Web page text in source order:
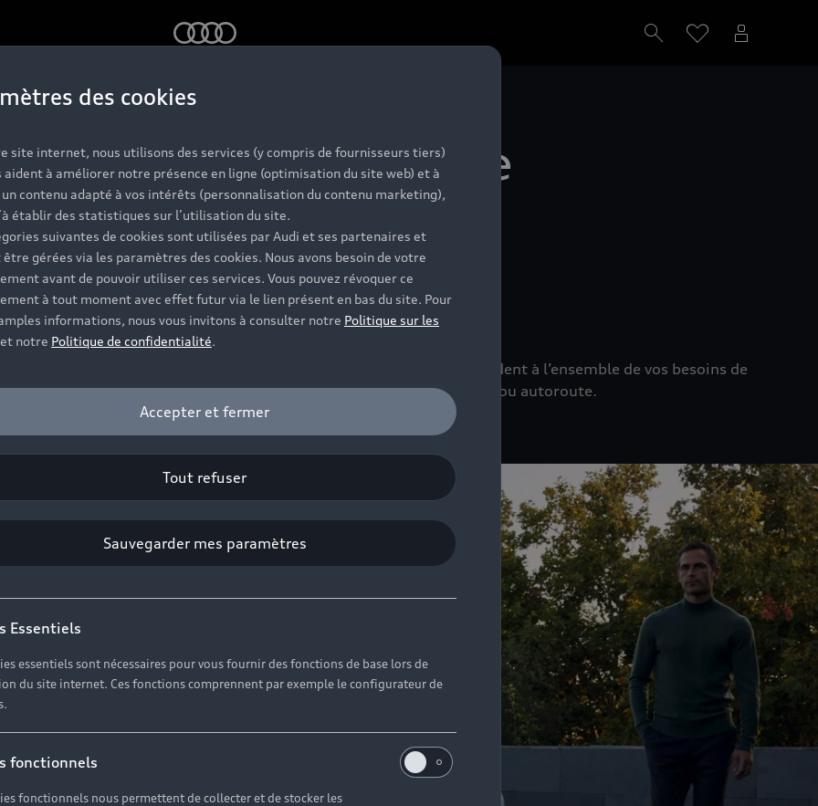
est le coût d’une
de voiture
électrique ?
grande autonomie. Sur de courts comme de longs trajets, ils répondent à l’ensemble de vos besoins de
et rapidement à votre domicile, comme en ville, sur route ou autoroute.
des cookies
site internet, nous utilisons des services (y compris de fournisseurs tiers)
aident à améliorer notre présence en ligne (optimisation du site web) et à
contenu adapté à vos intérêts (personnalisation du contenu marketing),
établir des statistiques sur l’utilisation du site.
suivantes de cookies sont utilisées par Audi et ses partenaires et
être gérées via les paramètres des cookies. Nous avons besoin de votre
avant de pouvoir utiliser ces services. Vous pouvez révoquer ce
à tout moment avec effet futur via le lien présent en bas du site. Pour
informations, nous vous invitons à consulter notre Politique sur les
et notre Politique de confidentialité.
Accepter et fermer
Tout refuser
Sauvegarder mes paramètres
Essentiels
essentiels sont nécessaires pour vous fournir des fonctions de base lors de
du site internet. Ces fonctions comprennent par exemple le configurateur de
fonctionnels
fonctionnels nous permettent de collecter et de stocker les